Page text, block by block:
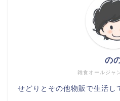
雑食オールジャ
の
せどりとその他物販で生活し